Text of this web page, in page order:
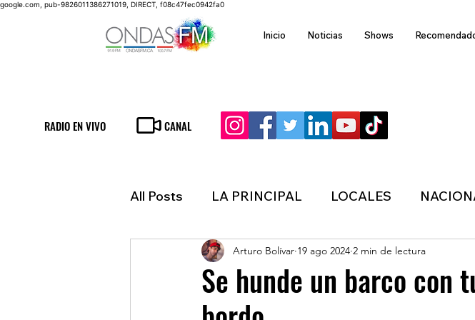
google.com, pub-9826011386271019, DIRECT, f08c47fec0942fa0
Inicio Noticias Shows
RADIO EN VIVO CANAL
All Posts LA PRINCIPAL LOCALES
ESPECTACULOS FINANZAS ECONÓMICA
LATINOAMERICA
Se hunde un barco con
Arturo Bolívar 19 ago 2024 2 min de lectura